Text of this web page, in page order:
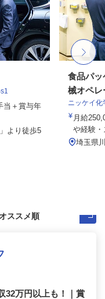
当＋賞与年
より徒歩5
食品パッ
械オペレ
ニッケイ
月給
や経験
埼玉県
32万円以上も！｜賞